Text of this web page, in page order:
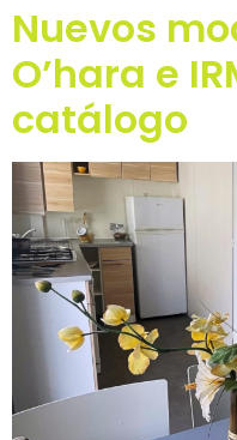
Nuevos
O’hara e
catálogo